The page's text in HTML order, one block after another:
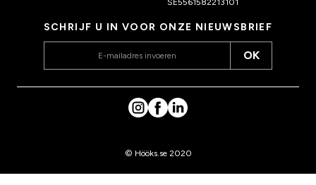
SE5561582213101
SCHRIJF U IN VOOR ONZE NIEUWSBRIEF
OK
© Hööks.se 2020